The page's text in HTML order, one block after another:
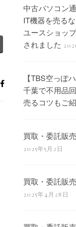
中古パソコン
IT機器を売る
ユースショッ
されました
【TBS空っぽ
千葉で不用品
売るコツもご
買取・委託販
2025年5月2日
買取・委託販
2025年4月28日